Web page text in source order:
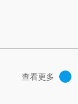
查看更多